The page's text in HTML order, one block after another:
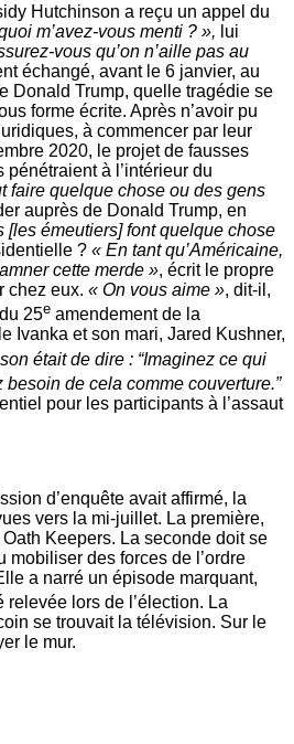
Hutchinson a reçu un appel du
m’avez­-vous menti ? », lui
­vous qu’on n’aille pas au
échangé, avant le 6 janvier, au
Donald Trump, quelle tragédie se
forme écrite. Après n’avoir pu
à commencer par leur
2020, le projet de fausses
à l’intérieur du
faire quelque chose ou des gens
auprès de Donald Trump, en
[les émeutiers] font quelque chose
? « En tant qu’Américaine,
cette merde », écrit le propre
chez eux. « On vous aime », dit-­il,
25e amendement de la
Ivanka et son mari, Jared Kushner,
était de dire : “Imaginez ce qui
de cela comme couverture.”
pour les participants à l’assaut
d’enquête avait affirmé, la
vers la mi­-juillet. La première,
Keepers. La seconde doit se
mobiliser des forces de l’ordre
a narré un épisode marquant,
lors de l’élection. La
se trouvait la télévision. Sur le
le mur.